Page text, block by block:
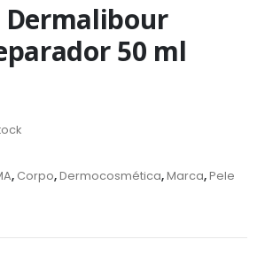
Dermalibour
50 ml
, Corpo,Dermocosmética,Marca,Pele